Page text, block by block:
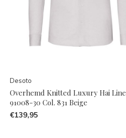
Desoto
Overhemd Knitted Luxury Hai Line
91008-30 Col. 831 Beige
€139,95